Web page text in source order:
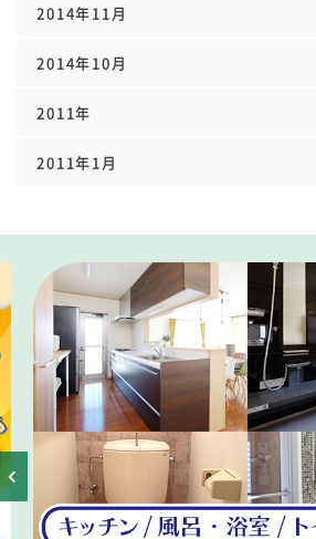
2014年11月
2014年10月
2011年
2011年1月